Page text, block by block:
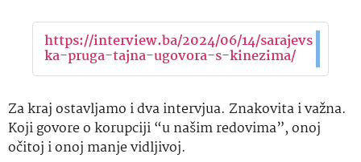
https://interview.ba/2024/06/14/sarajevs
ka-pruga-tajna-ugovora-s-kinezima/
Za kraj ostavljamo i dva intervjua. Znakovita i važna.
Koji govore o korupciji “u našim redovima”, onoj
očitoj i onoj manje vidljivoj.